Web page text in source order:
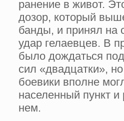
ранение в живот.
дозор, который
банды, и принял на
удар гелаевцев. В
было дождаться
сил «двадцатки»,
боевики вполне
населенный пункт и
нем.